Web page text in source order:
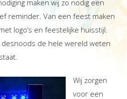
maken wij zo nodig een
reminder. Van een feest maken
logo’s en feestelijke huisstijl.
de hele wereld weten
Wij zorgen
voor een